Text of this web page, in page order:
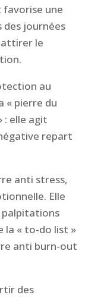
favorise une
journées
attirer le
au
« pierre du
: elle agit
repart
anti stress,
Elle
palpitations
la « to-do list »
anti burn-out
des